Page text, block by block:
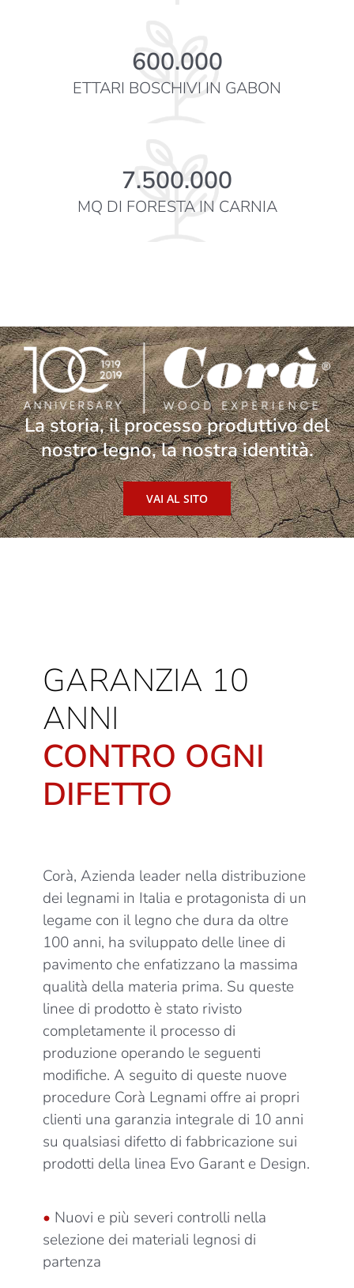
600.000
ETTARI BOSCHIVI IN GABON
7.500.000
MQ DI FORESTA IN CARNIA
La storia, il processo produttivo del
nostro legno, la nostra identità.
VAI AL SITO
GARANZIA 10
ANNI
CONTRO OGNI
DIFETTO
Corà, Azienda leader nella distribuzione
dei legnami in Italia e protagonista di un
legame con il legno che dura da oltre
100 anni, ha sviluppato delle linee di
pavimento che enfatizzano la massima
qualità della materia prima. Su queste
linee di prodotto è stato rivisto
completamente il processo di
produzione operando le seguenti
modifiche. A seguito di queste nuove
procedure Corà Legnami offre ai propri
clienti una garanzia integrale di 10 anni
su qualsiasi difetto di fabbricazione sui
prodotti della linea Evo Garant e Design.
• Nuovi e più severi controlli nella
selezione dei materiali legnosi di
partenza